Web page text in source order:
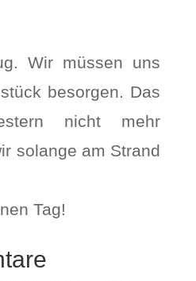
Wir müssen uns
besorgen. Das
nicht mehr
solange am Strand
Tag!